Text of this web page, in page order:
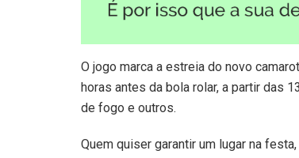
O jogo marca a estreia do novo
horas antes da bola rolar, a partir das
de fogo e outros.
Quem quiser garantir um lugar na